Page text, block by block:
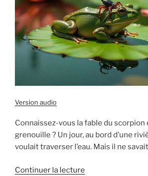
Version audio
Connaissez-vous la fable du scorpion
grenouille ? Un jour, au bord d’une
voulait traverser l’eau. Mais il ne
Continuer la lecture